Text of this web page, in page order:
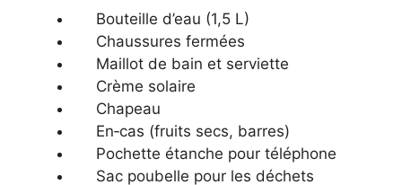
Bouteille d’eau (1,5 L)
Chaussures fermées
Maillot de bain et serviette
Crème solaire
Chapeau
En‑cas (fruits secs, barres)
Pochette étanche pour téléphone
Sac poubelle pour les déchets